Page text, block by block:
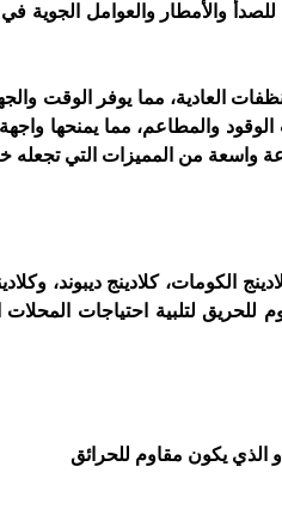
العادية، مما يوفر الوقت
والمطاعم، مما يمنحها
من المميزات التي تجعله